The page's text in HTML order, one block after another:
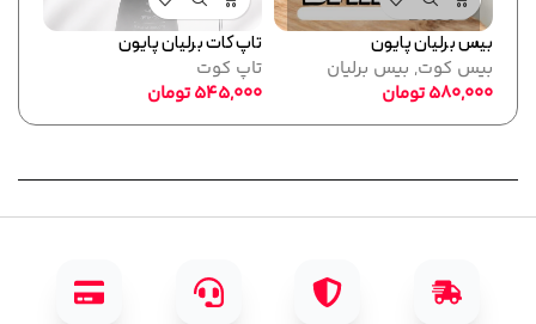
بیس برلیان پایون
بیس کوت, بیس برلیان
580,000تومان
تاپ کات برلیان پایون
تاپ کوت
545,000تومان